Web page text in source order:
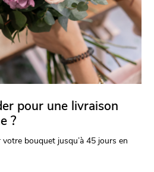
pour une livraison
?
bouquet jusqu’à 45 jours en